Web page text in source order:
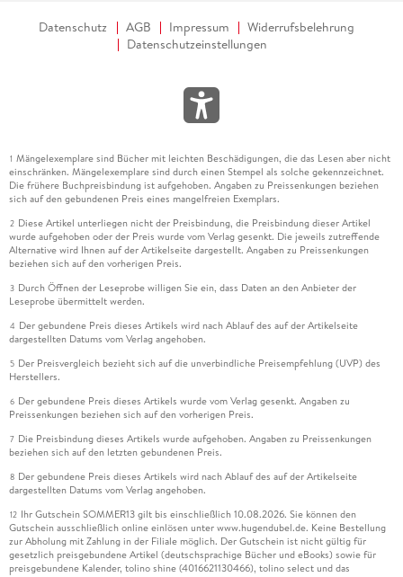
Datenschutz AGB Impressum
Widerrufsbelehrung
Datenschutzeinstellungen
1 Mängelexemplare sind Bücher mit leichten Beschädigungen, die das Lesen aber nicht
einschränken. Mängelexemplare sind durch einen Stempel als solche gekennzeichnet.
Die frühere Buchpreisbindung ist aufgehoben. Angaben zu Preissenkungen beziehen
sich auf den gebundenen Preis eines mangelfreien Exemplars.
2 Diese Artikel unterliegen nicht der Preisbindung, die Preisbindung dieser Artikel
wurde aufgehoben oder der Preis wurde vom Verlag gesenkt. Die jeweils zutreffende
Alternative wird Ihnen auf der Artikelseite dargestellt. Angaben zu Preissenkungen
beziehen sich auf den vorherigen Preis.
3 Durch Öffnen der Leseprobe willigen Sie ein, dass Daten an den Anbieter der
Leseprobe übermittelt werden.
4 Der gebundene Preis dieses Artikels wird nach Ablauf des auf der Artikelseite
dargestellten Datums vom Verlag angehoben.
5 Der Preisvergleich bezieht sich auf die unverbindliche Preisempfehlung (UVP) des
Herstellers.
6 Der gebundene Preis dieses Artikels wurde vom Verlag gesenkt. Angaben zu
Preissenkungen beziehen sich auf den vorherigen Preis.
7 Die Preisbindung dieses Artikels wurde aufgehoben. Angaben zu Preissenkungen
beziehen sich auf den letzten gebundenen Preis.
8 Der gebundene Preis dieses Artikels wird nach Ablauf des auf der Artikelseite
dargestellten Datums vom Verlag angehoben.
12 Ihr Gutschein SOMMER13 gilt bis einschließlich 10.08.2026. Sie können den
Gutschein ausschließlich online einlösen unter www.hugendubel.de. Keine Bestellung
zur Abholung mit Zahlung in der Filiale möglich. Der Gutschein ist nicht gültig für
gesetzlich preisgebundene Artikel (deutschsprachige Bücher und eBooks) sowie für
preisgebundene Kalender, tolino shine (4016621130466), tolino select und das